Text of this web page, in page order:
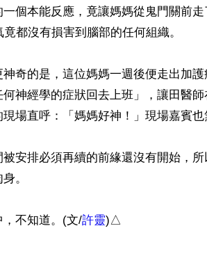
個本能反應，竟讓媽媽從鬼門關前
都沒有損害到腦部的任何組織。
奇的是，這位媽媽一週後便走出加
何神經學的症狀回去上班」，讓田醫
場直呼：「媽媽好神！」現場嘉賓也
安排必須再續的前緣還沒有開始，
。
，不知道。(文/許靈)△